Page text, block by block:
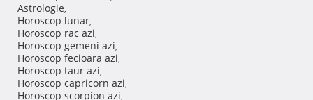
Astrologie,
Horoscop lunar,
Horoscop rac azi,
Horoscop gemeni azi,
Horoscop fecioara azi,
Horoscop taur azi,
Horoscop capricorn azi,
Horoscop scorpion azi,